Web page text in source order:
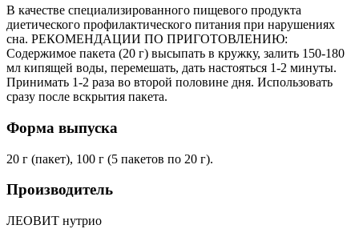
В качестве специализированного пищевого продукта
диетического профилактического питания при нарушениях
сна. РЕКОМЕНДАЦИИ ПО ПРИГОТОВЛЕНИЮ:
Содержимое пакета (20 г) высыпать в кружку, залить 150-180
мл кипящей воды, перемешать, дать настояться 1-2 минуты.
Принимать 1-2 раза во второй половине дня. Использовать
сразу после вскрытия пакета.
Форма выпуска
20 г (пакет), 100 г (5 пакетов по 20 г).
Производитель
ЛЕОВИТ нутрио